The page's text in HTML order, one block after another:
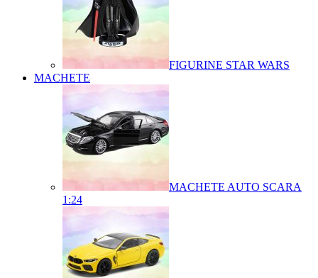
FIGURINE STAR WARS
MACHETE
MACHETE AUTO SCARA
1:24